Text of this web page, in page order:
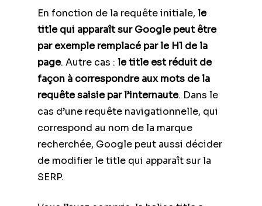
En fonction de la requête initiale, le
title qui apparaît sur Google peut être
par exemple remplacé par le H1 de la
page. Autre cas : le title est réduit de
façon à correspondre aux mots de la
requête saisie par l’internaute. Dans le
cas d’une requête navigationnelle, qui
correspond au nom de la marque
recherchée, Google peut aussi décider
de modifier le title qui apparaît sur la
SERP.